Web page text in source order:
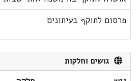
פרסום לתוקף בעיתונים
גושים וחלקות